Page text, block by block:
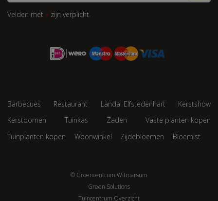
Velden met * zijn verplicht.
Barbecues Restaurant Landal Elfstedenhart
Kerstshow
Kerstbomen
Tuinkas Zaden
Vaste planten kopen
Tuinplanten kopen
Woonwinkel Zijdebloemen Bloemist
© Groencentrum Witmarsum
Green Solutions
Tuincentrum Overzicht